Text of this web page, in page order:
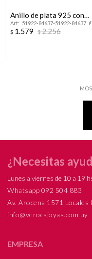
Anillo de plata 925 con
circonias, CORONITA.
51922-84637-51922-84637
$ 1.579 $2.256
¿Necesitas
Lunes a viernes de 10 a 19
Whatsapp 092 504 883
Av. Arocena 1571 Locales
info@verocajoyas.com.uy
EMPRESA